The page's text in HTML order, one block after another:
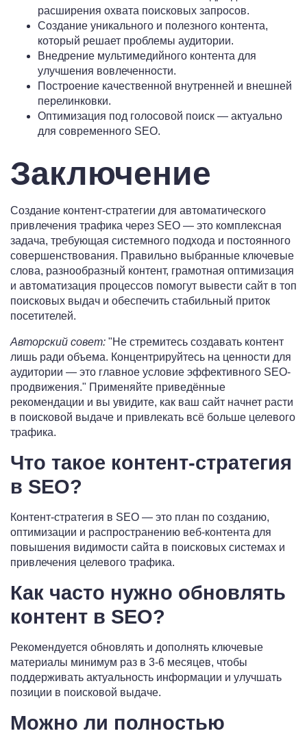
расширения охвата поисковых запросов.
Создание уникального и полезного контента,
который решает проблемы аудитории.
Внедрение мультимедийного контента для
улучшения вовлеченности.
Построение качественной внутренней и внешней
перелинковки.
Оптимизация под голосовой поиск — актуально
для современного SEO.
Заключение
Создание контент-стратегии для автоматического
привлечения трафика через SEO — это комплексная
задача, требующая системного подхода и постоянного
совершенствования. Правильно выбранные ключевые
слова, разнообразный контент, грамотная оптимизация
и автоматизация процессов помогут вывести сайт в топ
поисковых выдач и обеспечить стабильный приток
посетителей.
Авторский совет:
Не стремитесь создавать контент
лишь ради объема. Концентрируйтесь на ценности для
аудитории — это главное условие эффективного SEO-
продвижения.
Применяйте приведённые
рекомендации и вы увидите, как ваш сайт начнет расти
в поисковой выдаче и привлекать всё больше целевого
трафика.
Что такое контент-стратегия
в SEO?
Контент-стратегия в SEO — это план по созданию,
оптимизации и распространению веб-контента для
повышения видимости сайта в поисковых системах и
привлечения целевого трафика.
Как часто нужно обновлять
контент в SEO?
Рекомендуется обновлять и дополнять ключевые
материалы минимум раз в 3-6 месяцев, чтобы
поддерживать актуальность информации и улучшать
позиции в поисковой выдаче.
Можно ли полностью